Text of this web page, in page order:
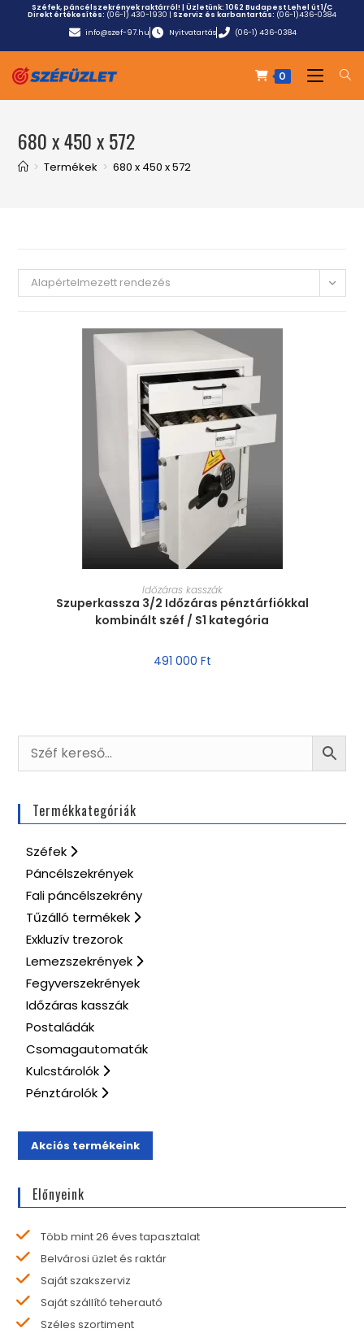
Széfek, páncélszekrények raktárról! | Üzletünk:1062 Budapest Lehel út 1/C
Direkt értékesítés: (06-1) 430-1930 | Szerviz és karbantartás: (06-1)436-0384
info@szef-97.hu
Nyitvatartás (06-1) 436-0384
0
680 x 450 x 572
> Termékek > 680 x 450 x 572
Alapértelmezett rendezés
MÉRET VÁLASZTÁSA
Időzáras kasszák
Szuperkassza 3/2 Időzáras pénztárfiókkal
kombinált széf / S1 kategória
491 000 Ft
Termékkategóriák
Széfek
Páncélszekrények
Fali páncélszekrény
Tűzálló termékek
Exkluzív trezorok
Lemezszekrények
Fegyverszekrények
Időzáras kasszák
Postaládák
Csomagautomaták
Kulcstárolók
Pénztárolók
Akciós termékeink
Előnyeink
Több mint 26 éves tapasztalat
Belvárosi üzlet és raktár
Saját szakszerviz
Saját szállító teherautó
Széles szortiment